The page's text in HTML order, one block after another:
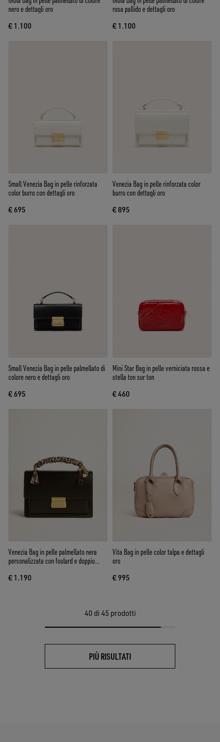
nero e dettagli oro
€ 1.100
rosa pallido e dettagli oro
€ 1.100
Small Venezia Bag in pelle rinforzata
color burro con dettagli oro
€ 695
Venezia Bag in pelle rinforzata color
burro con dettagli oro
€ 895
Small Venezia Bag in pelle palmellato di
colore nero e dettagli oro
€ 695
Mini Star Bag in pelle verniciata rossa e
stella ton sur ton
€ 460
Venezia Bag in pelle palmellato nera
personalizzata con foulard e doppio
€ 1.190
Vita Bag in pelle color talpa e dettagli
oro
€ 995
40 di 45 prodotti
PIÙ RISULTATI